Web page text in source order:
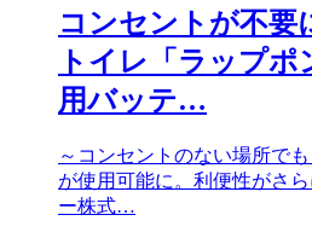
コンセントが不要
トイレ「ラップ
用バッテ…
～コンセントのない場所で
が使用可能に。利便性がさ
ー株式…